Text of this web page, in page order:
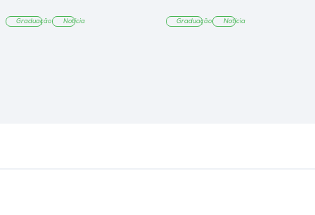
Graduação Notícia Graduação Notícia